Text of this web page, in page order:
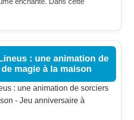
: une animation de
magie à la maison